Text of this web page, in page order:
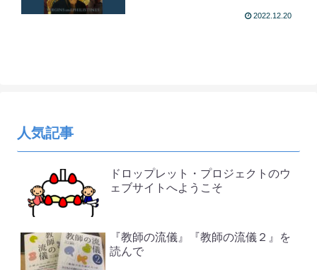
2022.12.20
人気記事
ドロップレット・プロジェクトのウ
ェブサイトへようこそ
『教師の流儀』『教師の流儀２』を
読んで